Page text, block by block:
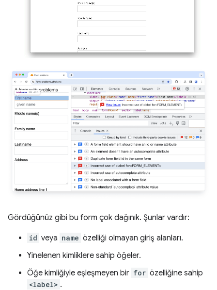
Gördüğünüz gibi bu form çok dağınık. Şunlar vardır:
id veya name özelliği olmayan giriş alanları.
Yinelenen kimliklere sahip öğeler.
Öğe kimliğiyle eşleşmeyen bir for özelliğine sahip
<label> .